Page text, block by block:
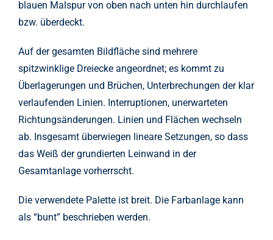
blauen Malspur von oben nach unten hin durchlaufen
bzw. überdeckt.
Auf der gesamten Bildfläche sind mehrere
spitzwinklige Dreiecke angeordnet; es kommt zu
Überlagerungen und Brüchen, Unterbrechungen der klar
verlaufenden Linien. Interruptionen, unerwarteten
Richtungsänderungen. Linien und Flächen wechseln
ab. Insgesamt überwiegen lineare Setzungen, so dass
das Weiß der grundierten Leinwand in der
Gesamtanlage vorherrscht.
Die verwendete Palette ist breit. Die Farbanlage kann
als “bunt” beschrieben werden.